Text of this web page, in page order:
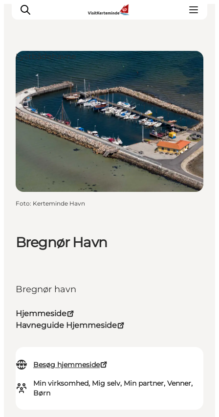
Oplevelser
Aktiviteter
Spis godt
Sov godt
Planlæg din ferie
Det sker
Sommerbus
Bregnør Havn
Bregnør havn
Hjemmeside
Havneguide Hjemmeside
Besøg hjemmeside
Min virksomhed, Mig selv, Min partner, Venner,
Børn
Lystbådehavne
Foto: Kerteminde Havn